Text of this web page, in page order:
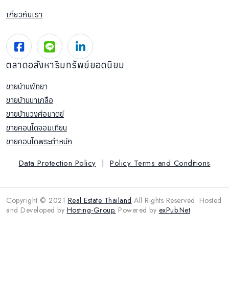
เกี่ยวกับเรา
ตลาดอสังหาริมทรัพย์ยอดนิยม
ขายบ้านพัทยา
ขายบ้านนาเกลือ
ขายบ้านวงศ์อมาตย์
ขายคอนโดจอมเทียน
ขายคอนโดพระตำหนัก
Data Protection Policy | Policy Terms and Conditions
Copyright © 2021 Real Estate Thailand All Rights Reserved. Hosted
and Developed by Hosting-Group. Powered by exPub.Net